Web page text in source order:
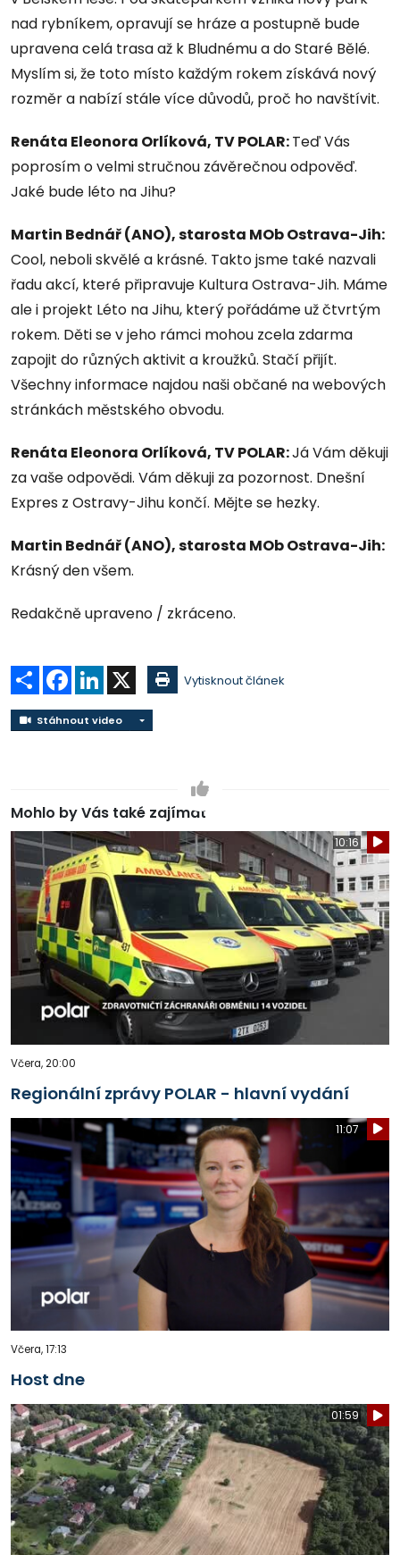
nad rybníkem, opravují se hráze a postupně bude
upravena celá trasa až k Bludnému a do Staré Bělé.
Myslím si, že toto místo každým rokem získává nový
rozměr a nabízí stále více důvodů, proč ho navštívit.
Renáta Eleonora Orlíková, TV POLAR:Teď Vás
poprosím o velmi stručnou závěrečnou odpověď.
Jaké bude léto na Jihu?
Martin Bednář (ANO), starosta MOb Ostrava-Jih:
Cool, neboli skvělé a krásné. Takto jsme také nazvali
řadu akcí, které připravuje Kultura Ostrava-Jih. Máme
ale i projekt Léto na Jihu, který pořádáme už čtvrtým
rokem. Děti se v jeho rámci mohou zcela zdarma
zapojit do různých aktivit a kroužků. Stačí přijít.
Všechny informace najdou naši občané na webových
stránkách městského obvodu.
Renáta Eleonora Orlíková, TV POLAR:Já Vám děkuji
za vaše odpovědi. Vám děkuji za pozornost. Dnešní
Expres z Ostravy-Jihu končí. Mějte se hezky.
Martin Bednář (ANO), starosta MOb Ostrava-Jih:
Krásný den všem.
Redakčně upraveno / zkráceno.
Sdílet Facebook
LinkedIn Vytisknout článek
Stáhnout video Stáhnout video
Mohlo by Vás také zajímat
10:16
Včera, 20:00
Regionální zprávy POLAR - hlavní vydání
11:07
Včera, 17:13
Host dne
01:59